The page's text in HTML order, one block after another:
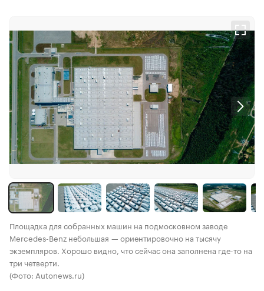
Площадка для собранных машин на подмосковном заводе
Mercedes-Benz небольшая — ориентировочно на тысячу
экземпляров. Хорошо видно, что сейчас она заполнена где-то на
три четверти.
(Фото: Autonews.ru)